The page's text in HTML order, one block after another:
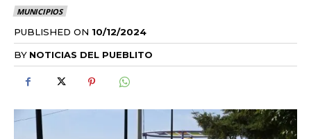
MUNICIPIOS
PUBLISHED ON 10/12/2024
BY NOTICIAS DEL PUEBLITO